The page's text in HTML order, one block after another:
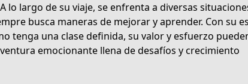
ira-nakattan-daga
lo largo de su viaje, se enfrenta a diversas
busca maneras de mejorar y aprender. Con su
tenga una clase definida, su valor y esfuerzo
emocionante llena de desafíos y crecimiento